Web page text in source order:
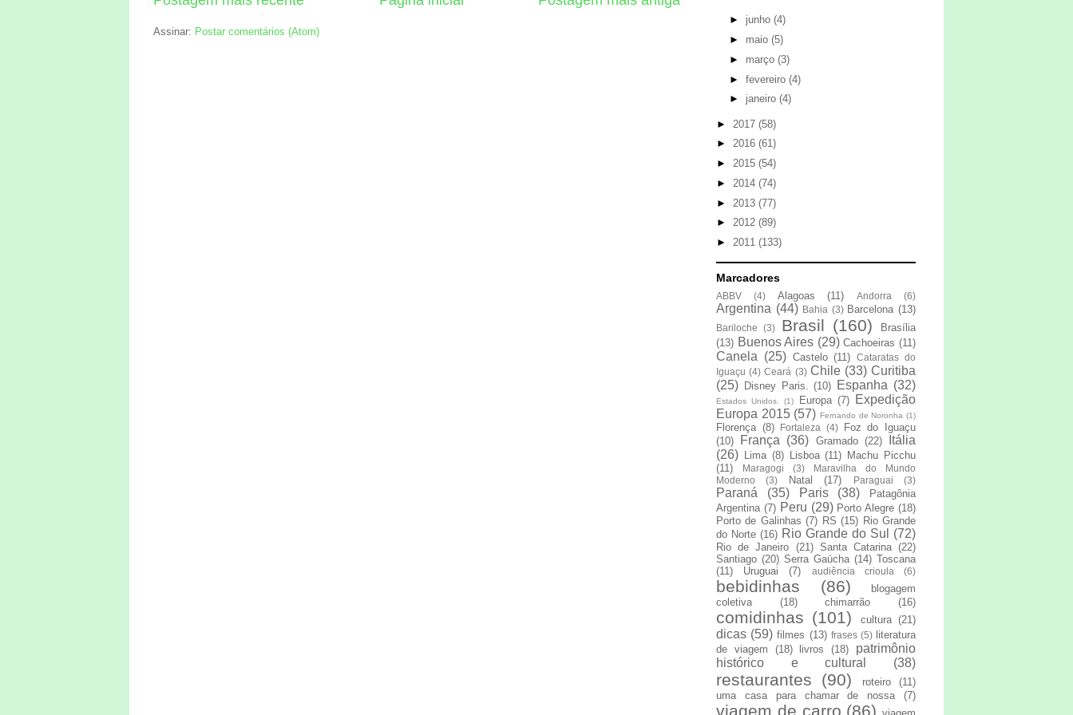
Assinar: Postar comentários (Atom)
► junho (4)
► maio (5)
► março (3)
► fevereiro (4)
► janeiro (4)
► 2017 (58)
► 2016 (61)
► 2015 (54)
► 2014 (74)
► 2013 (77)
► 2012 (89)
► 2011 (133)
Marcadores
ABBV (4) Alagoas (11) Andorra (6)
Argentina (44) Bahia (3) Barcelona (13)
Bariloche (3) Brasil (160)
Brasília
(13) Buenos Aires (29) Cachoeiras (11)
Canela (25) Castelo (11)
Cataratas do
Iguaçu (4) Ceará (3) Chile (33) Curitiba
(25) Disney Paris. (10) Espanha (32)
Estados Unidos. (1) Europa (7)
Expedição
Europa 2015 (57) Fernando de Noronha (1)
Florença (8) Fortaleza (4)
Foz do Iguaçu
(10)
França (36) Gramado (22)
Itália
(26) Lima (8) Lisboa (11) Machu Picchu
(11)
Maragogi (3)
Maravilha do Mundo
Moderno
(3) Natal (17) Paraguai (3)
Paraná (35) Paris (38)
Patagônia
Argentina (7) Peru (29) Porto Alegre (18)
Porto de Galinhas (7) RS (15) Rio Grande
do Norte (16) Rio Grande do Sul (72)
Rio de Janeiro (21) Santa Catarina (22)
Santiago (20) Serra Gaúcha (14) Toscana
(11)
Uruguai (7) audiência crioula (6)
bebidinhas (86)
blogagem
coletiva
(18) chimarrão (16)
comidinhas (101) cultura (21)
dicas (59) filmes (13) frases (5) literatura
de viagem
(18) livros (18)
patrimônio
histórico e cultural
(38)
restaurantes (90) roteiro
(11)
uma casa para chamar de nossa
(7)
viagem de carro (86) viagem